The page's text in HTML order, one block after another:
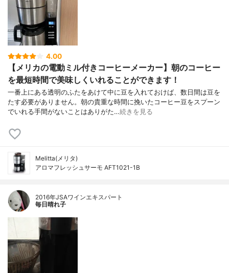
4.00
【メリカの電動ミル付きコーヒーメーカー】朝のコーヒー
を最短時間で美味しくいれることができます！
一番上にある透明のふたをあけて中に豆を入れておけば、数日間は豆を
たす必要がありません。朝の貴重な時間に挽いたコーヒー豆をスプーン
でいれる手間がないことはありがた…続きを見る
Melitta(メリタ)
アロマフレッシュサーモ AFT1021-1B
2016年JSAワインエキスパート
毎日晴れ子